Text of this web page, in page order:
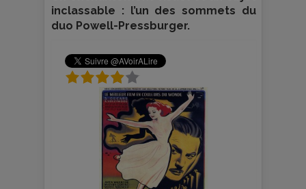
inclassable : l’un des sommets du
duo Powell-Pressburger.